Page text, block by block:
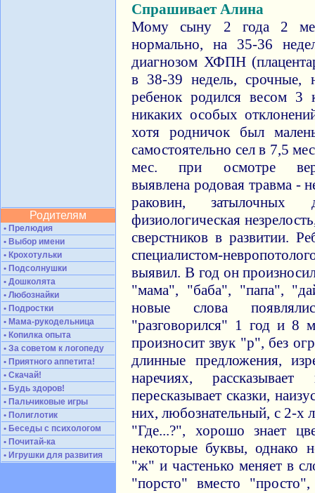
Родителям
• Прелюдия
• Выбор имени
• Крохотульки
• Подсолнушки
• Дошколята
• Любознайки
• Подростки
• Мама-рукодельница
• Копилка опыта
• За советом к логопеду
• Приятного аппетита!
• Скачай!
• Будь здоров!
• Пальчиковые игры
• Полиглотик
• Беседы с психологом
• Почитай-ка
• Игрушки для развития
Спрашивает Алина
Мому сыну 2 года 2 мес.
нормально, на 35-36
диагнозом ХФПН
в 38-39 недель, срочные,
ребенок родился весом
никаких особых
хотя родничок был
самостоятельно сел в 7,5
мес. при осмотре
выявлена родовая травма -
раковин,
физиологическая
сверстников в развитии.
специалистом-
выявил. В год он
"мама", "баба", "папа",
новые слова
"разговорился" 1 год и 8
произносит звук "р", без
длинные предложения,
наречиях, рассказывает
пересказывает сказки,
них, любознательный, с 2-х
"Где...?", хорошо знает
некоторые буквы, однако
"ж" и частенько меняет в
"порсто" вместо